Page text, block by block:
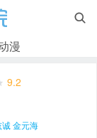

漫
9.2
诚金元海